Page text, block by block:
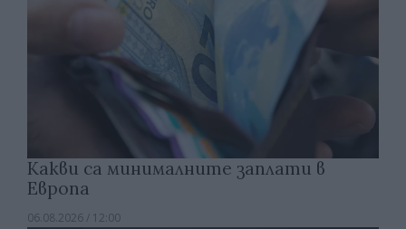
Какви са минималните заплати в
Европа
06.08.2026 / 12:00